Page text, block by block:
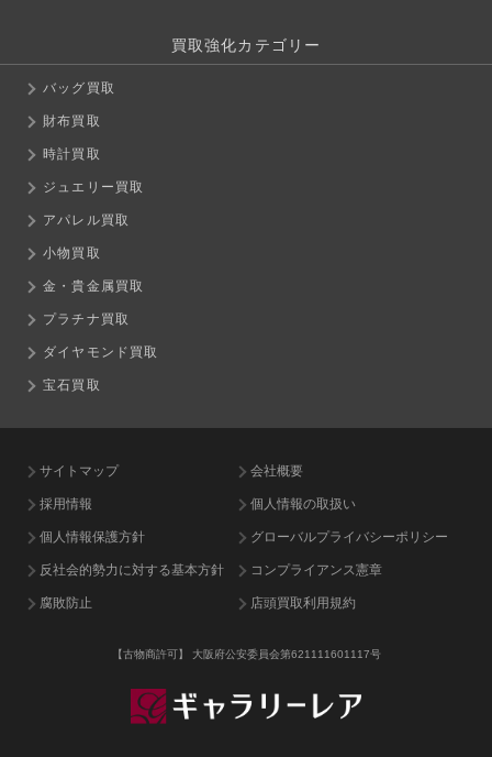
買取強化カテゴリー
バッグ買取
財布買取
時計買取
ジュエリー買取
アパレル買取
小物買取
金・貴金属買取
プラチナ買取
ダイヤモンド買取
宝石買取
サイトマップ 会社概要
採用情報 個人情報の取扱い
個人情報保護方針 グローバルプライバシーポリシー
反社会的勢力に対する基本方針 コンプライアンス憲章
腐敗防止 店頭買取利用規約
【古物商許可】 大阪府公安委員会第621111601117号